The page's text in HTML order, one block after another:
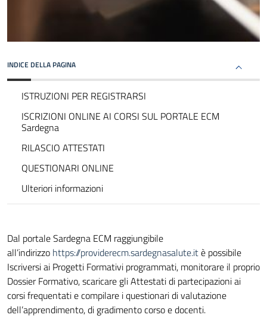
INDICE DELLA PAGINA
ISTRUZIONI PER REGISTRARSI
ISCRIZIONI ONLINE AI CORSI SUL PORTALE ECM
Sardegna
RILASCIO ATTESTATI
QUESTIONARI ONLINE
Ulteriori informazioni
Dal portale Sardegna ECM raggiungibile
all’indirizzo https://providerecm.sardegnasalute.itè possibile
Iscriversi ai Progetti Formativi programmati, monitorare il proprio
Dossier Formativo, scaricare gli Attestati di partecipazioni ai
corsi frequentati e compilare i questionari di valutazione
dell’apprendimento, di gradimento corso e docenti.